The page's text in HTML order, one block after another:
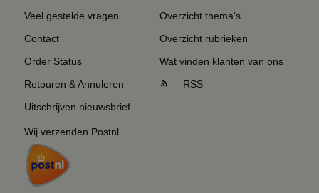
Veel gestelde vragen
Contact
Order Status
Retouren & Annuleren
Uitschrijven nieuwsbrief
Wij verzenden Postnl
Overzicht thema's
Overzicht rubrieken
Wat vinden klanten van ons
RSS